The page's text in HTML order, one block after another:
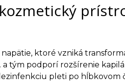
ktoré vzniká
tým podporí rozšírenie
pleti po hĺbkovom